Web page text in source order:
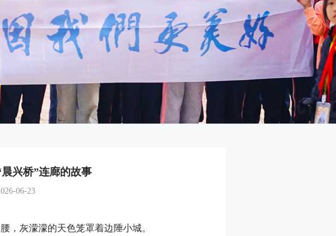
兴桥”连廊的故事
06-23
，灰濛濛的天色笼罩着边陲小城。